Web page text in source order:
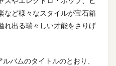
など様々なスタイルが宝石箱
れ出る瑞々しい才能をさりげ
バムのタイトルのとおり、